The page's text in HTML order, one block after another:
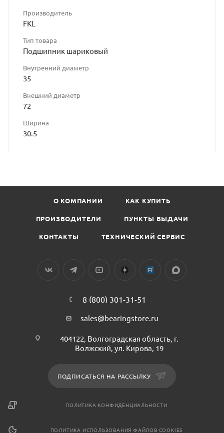
Производитель
FKL
Тип товара
Подшипник шариковый
Внутренний диаметр
35
Внешний диаметр
72
Ширина
30.5
О КОМПАНИИ КАК КУПИТЬ
ПРОИЗВОДИТЕЛИ ПУНКТЫ ВЫДАЧИ
КОНТАКТЫ ТЕХНИЧЕСКИЙ СЕРВИС
8 (800) 301-31-51
sales@bearingstore.ru
404122, Волгоградская область, г.
Волжский, ул. Кирова, 19
ПОДПИСАТЬСЯ НА РАССЫЛКУ
ПОЛИТИКА КОНФИДЕНЦИАЛЬНОСТИ
ПОЛИТИКА ИСПОЛЬЗОВАНИЯ ФАЙЛОВ COOKIES